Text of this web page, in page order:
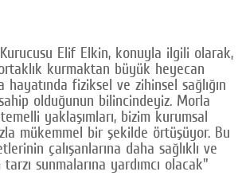
Elif Elkin, konuyla ilgili olarak,
kurmaktan büyük heyecan
hayatında fiziksel ve zihinsel sağlığın
olduğunun bilincindeyiz. Morla
yaklaşımları, bizim kurumsal
mükemmel bir şekilde örtüşüyor. Bu
çalışanlarına daha sağlıklı ve
sunmalarına yardımcı olacak"